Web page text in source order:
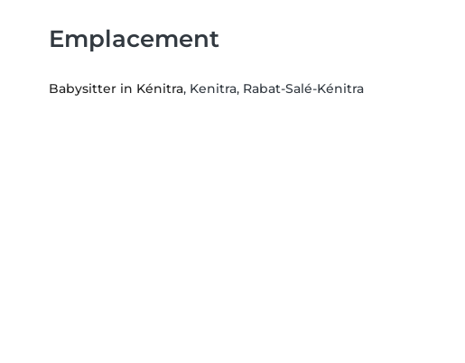
Emplacement
Babysitter in Kénitra, Kenitra, Rabat-Salé-Kénitra